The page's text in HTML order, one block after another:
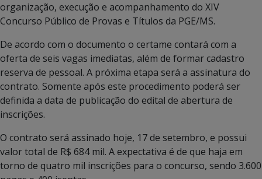
organização, execução e acompanhamento do XIV
Concurso Público de Provas e Títulos da PGE/MS.
De acordo com o documento o certame contará com a
oferta de seis vagas imediatas, além de formar cadastro
reserva de pessoal. A próxima etapa será a assinatura do
contrato. Somente após este procedimento poderá ser
definida a data de publicação do edital de abertura de
inscrições.
O contrato será assinado hoje, 17 de setembro, e possui
valor total de R$ 684 mil. A expectativa é de que haja em
torno de quatro mil inscrições para o concurso, sendo 3.600